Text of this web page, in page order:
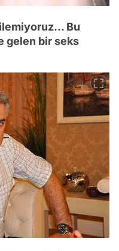
Bu
gelen bir seks